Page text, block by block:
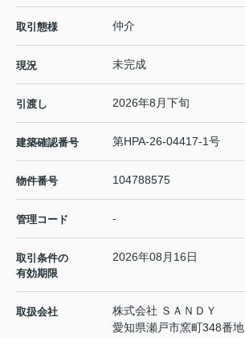
取引態様 仲介
現況 未完成
引渡し 2026年8月下旬
建築確認番号 第HPA-26-04417-1号
物件番号 104788575
管理コード -
取引条件の
有効期限
2026年08月16日
取扱会社
株式会社 ＳＡＮＤＹ
愛知県瀬戸市窯町348番地